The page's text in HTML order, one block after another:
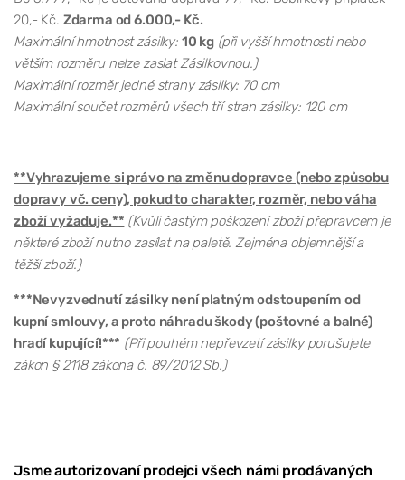
20,- Kč. Zdarma od 6.000,- Kč.
Maximální hmotnost zásilky: 10 kg (při vyšší hmotnosti nebo
větším rozměru nelze zaslat Zásilkovnou.)
Maximální rozměr jedné strany zásilky: 70 cm
Maximální součet rozměrů všech tří stran zásilky: 120 cm
**Vyhrazujeme si právo na změnu dopravce (nebo způsobu
dopravy vč. ceny), pokud to charakter, rozměr, nebo váha
zboží vyžaduje.** (Kvůli častým poškození zboží přepravcem je
některé zboží nutno zasílat na paletě. Zejména objemnější a
těžší zboží.)
***Nevyzvednutí zásilky není platným odstoupením od
kupní smlouvy, a proto náhradu škody (poštovné a balné)
hradí kupující!*** (Při pouhém nepřevzetí zásilky porušujete
zákon § 2118 zákona č. 89/2012 Sb.)
Jsme autorizovaní prodejci všech námi prodávaných